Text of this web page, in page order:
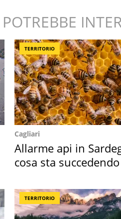
POTREBBE
TERRITORIO
Cagliari
Allarme api in
cosa sta
TERRITORIO